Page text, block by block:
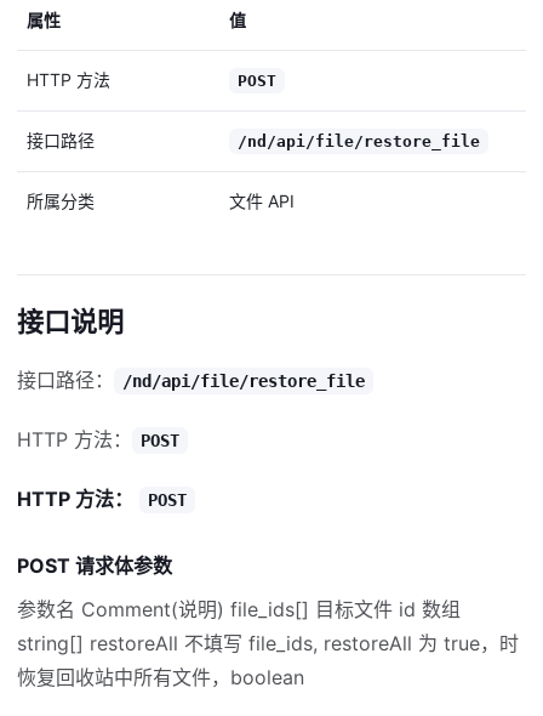
属性 值
HTTP 方法 POST
接口路径 /nd/api/file/restore_file
所属分类 文件 API
接口说明
接口路径： /nd/api/file/restore_file
HTTP 方法： POST
HTTP 方法： POST
POST 请求体参数
参数名 Comment(说明) file_ids[] 目标文件 id 数组
string[] restoreAll 不填写 file_ids, restoreAll 为 true，时
恢复回收站中所有文件，boolean